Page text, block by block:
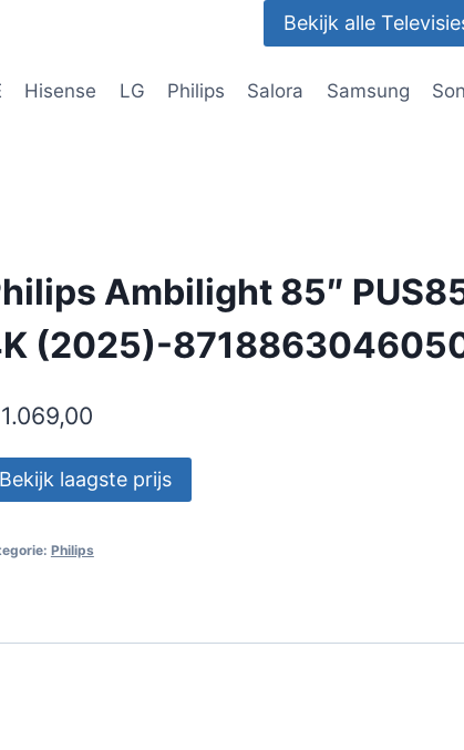
Bekijk alle
Hisense LG Philips Salora Samsung
Ambilight 85″
(2025)-
1.069,00
Bekijk laagste prijs
Philips